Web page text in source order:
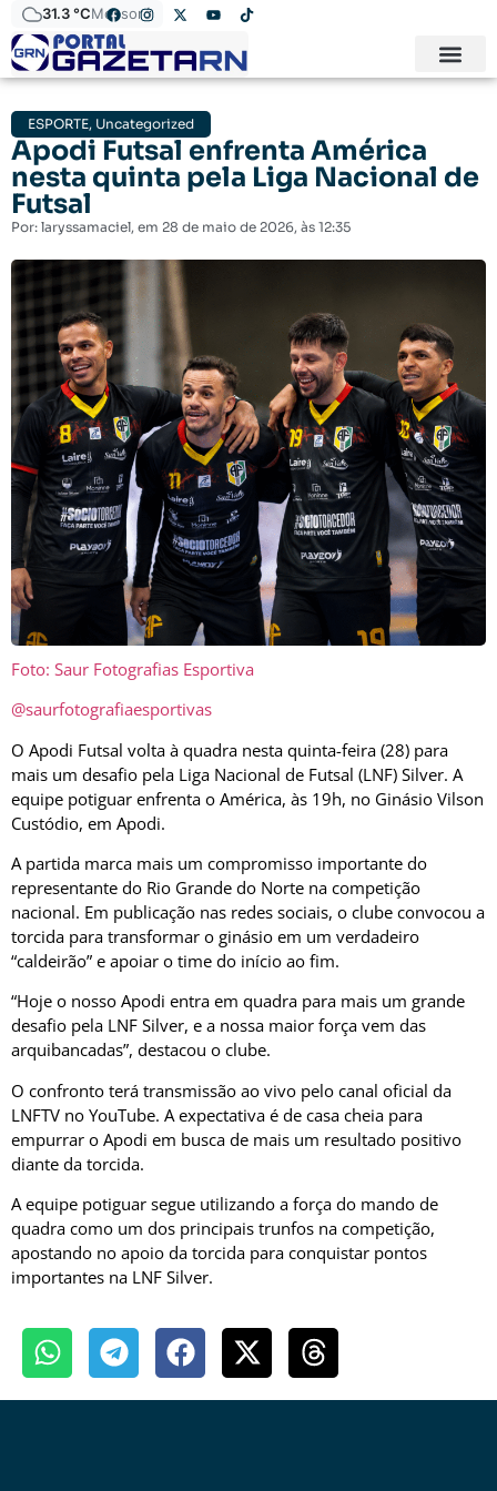
31.3 °CMossoró
ESPORTE, Uncategorized
Apodi Futsal enfrenta América
nesta quinta pela Liga Nacional de
Futsal
Por: laryssamaciel, em 28 de maio de 2026, às 12:35
Foto: Saur Fotografias Esportiva
@saurfotografiaesportivas
O Apodi Futsal volta à quadra nesta quinta-feira (28) para
mais um desafio pela Liga Nacional de Futsal (LNF) Silver. A
equipe potiguar enfrenta o América, às 19h, no Ginásio Vilson
Custódio, em Apodi.
A partida marca mais um compromisso importante do
representante do Rio Grande do Norte na competição
nacional. Em publicação nas redes sociais, o clube convocou a
torcida para transformar o ginásio em um verdadeiro
“caldeirão” e apoiar o time do início ao fim.
“Hoje o nosso Apodi entra em quadra para mais um grande
desafio pela LNF Silver, e a nossa maior força vem das
arquibancadas”, destacou o clube.
O confronto terá transmissão ao vivo pelo canal oficial da
LNFTV no YouTube. A expectativa é de casa cheia para
empurrar o Apodi em busca de mais um resultado positivo
diante da torcida.
A equipe potiguar segue utilizando a força do mando de
quadra como um dos principais trunfos na competição,
apostando no apoio da torcida para conquistar pontos
importantes na LNF Silver.